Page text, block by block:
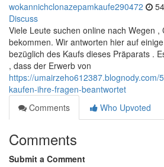
wokannichclonazepamkaufe290472
Discuss
Viele Leute suchen online nach Wegen ,
bekommen. Wir antworten hier auf
bezüglich des Kaufs dieses Präparats .
, dass der Erwerb von
https://umairzeho612387.blognody.com/
kaufen-ihre-fragen-beantwortet
Comments
Who Upvoted
Comments
Submit a Comment